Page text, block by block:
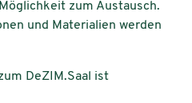
zum Austausch.
und Materialien werden
DeZIM.Saal ist